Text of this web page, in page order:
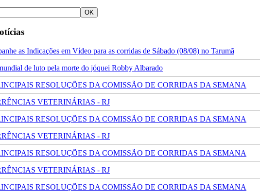
as Indicações em Vídeo para as corridas de Sábado (08/08) no Tarumã
de luto pela morte do jóquei Robby Albarado
RESOLUÇÕES DA COMISSÃO DE CORRIDAS DA SEMANA
VETERINÁRIAS - RJ
RESOLUÇÕES DA COMISSÃO DE CORRIDAS DA SEMANA
VETERINÁRIAS - RJ
RESOLUÇÕES DA COMISSÃO DE CORRIDAS DA SEMANA
VETERINÁRIAS - RJ
RESOLUÇÕES DA COMISSÃO DE CORRIDAS DA SEMANA